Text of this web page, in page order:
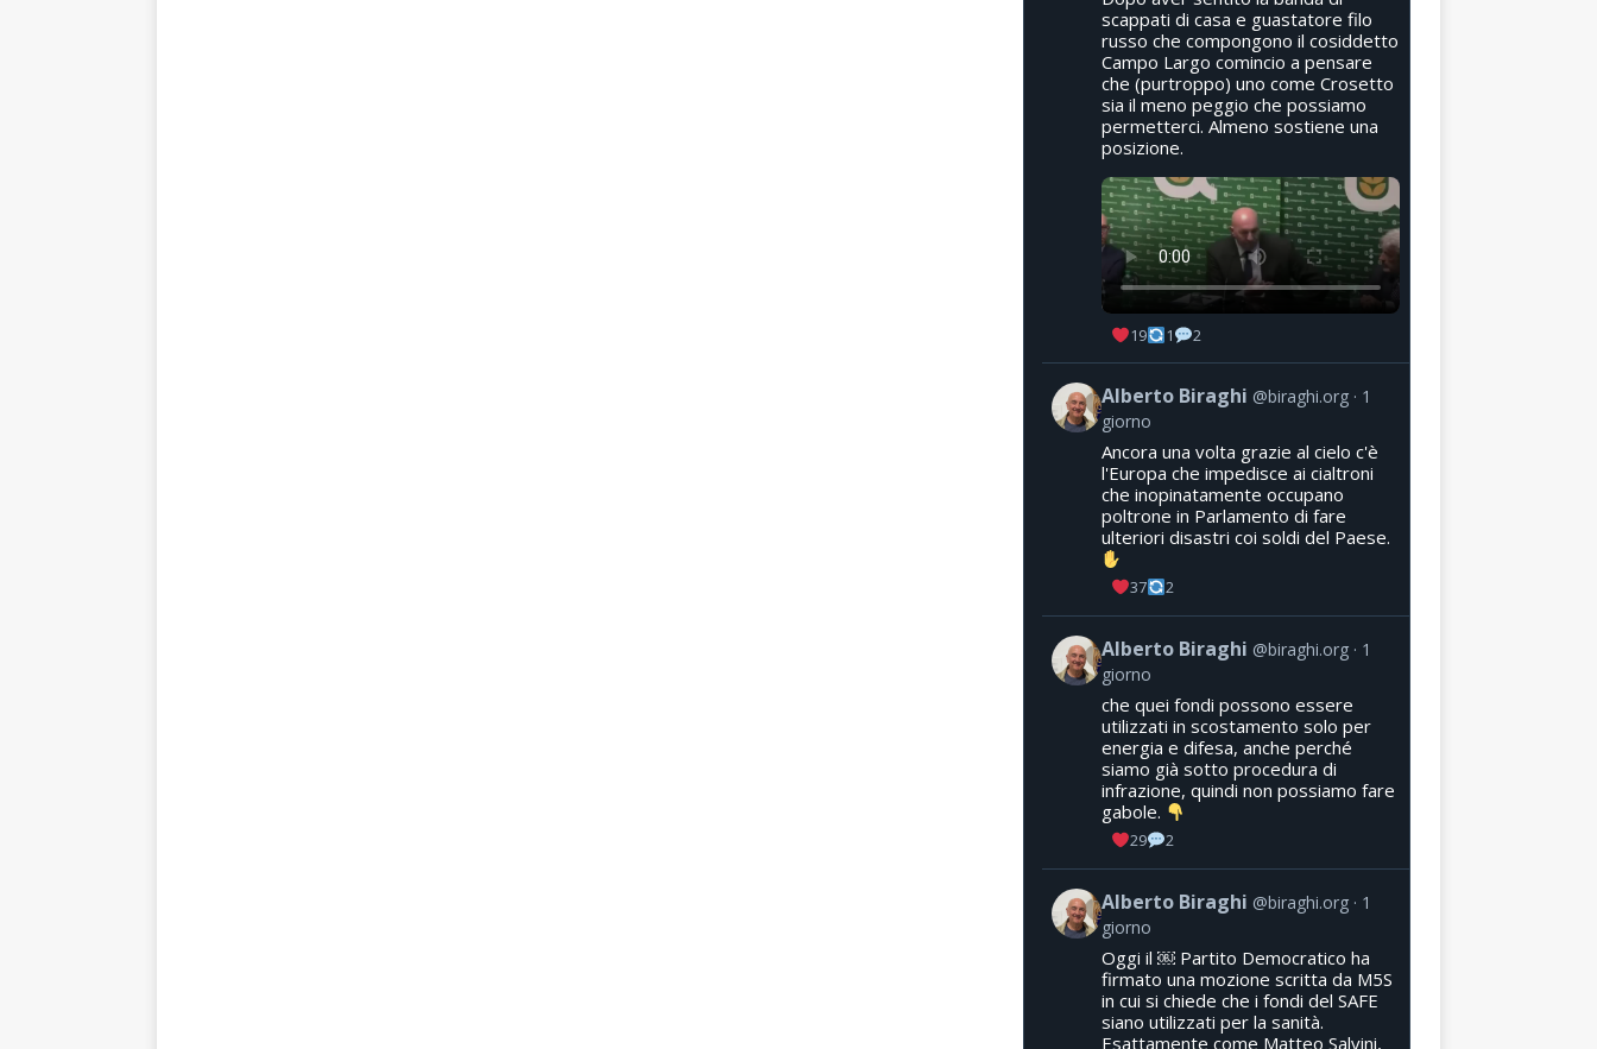
scappati di casa e guastatore filo
russo che compongono il cosiddetto
Campo Largo comincio a pensare
che (purtroppo) uno come Crosetto
sia il meno peggio che possiamo
permetterci. Almeno sostiene una
posizione.
19 1 2
Alberto Biraghi @biraghi.org
1
giorno
Ancora una volta grazie al cielo c'è
l'Europa che impedisce ai cialtroni
che inopinatamente occupano
poltrone in Parlamento di fare
ulteriori disastri coi soldi del Paese.
37 2
Alberto Biraghi @biraghi.org
1
giorno
che quei fondi possono essere
utilizzati in scostamento solo per
energia e difesa, anche perché
siamo già sotto procedura di
infrazione, quindi non possiamo fare
gabole.
29 2
Alberto Biraghi @biraghi.org
1
giorno
Oggi il ￼ Partito Democratico ha
firmato una mozione scritta da M5S
in cui si chiede che i fondi del SAFE
siano utilizzati per la sanità.
Esattamente come Matteo Salvini,